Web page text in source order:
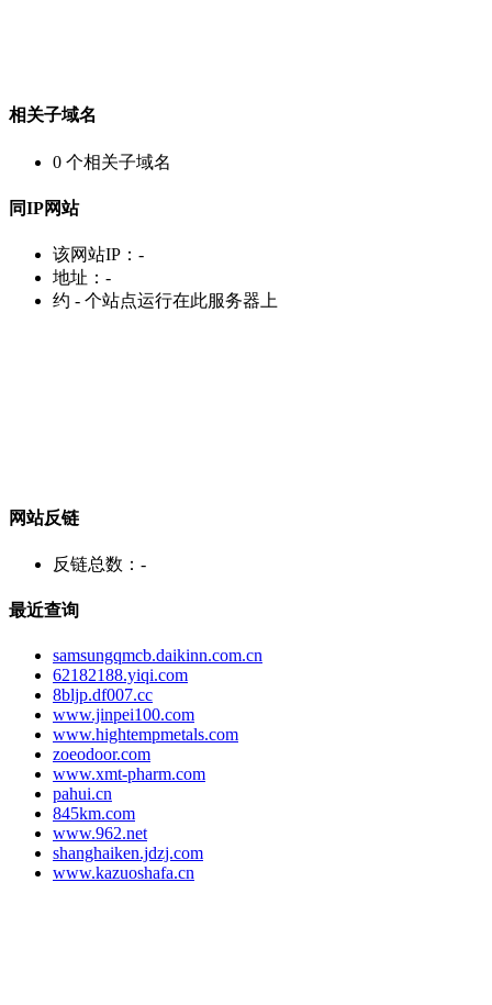
相关子域名
0 个相关子域名
同IP网站
该网站IP： -
地址： -
约 - 个站点运行在此服务器上
网站反链
反链总数： -
最近查询
samsungqmcb.daikinn.com.cn
62182188.yiqi.com
8bljp.df007.cc
www.jinpei100.com
www.hightempmetals.com
zoeodoor.com
www.xmt-pharm.com
pahui.cn
845km.com
www.962.net
shanghaiken.jdzj.com
www.kazuoshafa.cn